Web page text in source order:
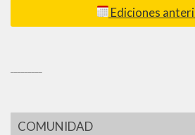
Ediciones
COMUNIDAD